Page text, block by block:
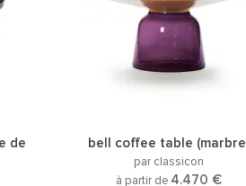
de
bell coffee table
par classicon
à partir de 4.470 €